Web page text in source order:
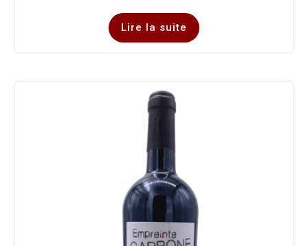
Lire la suite